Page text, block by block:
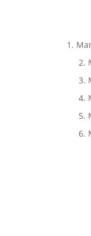
1.
2.
3.
4.
5.
6.